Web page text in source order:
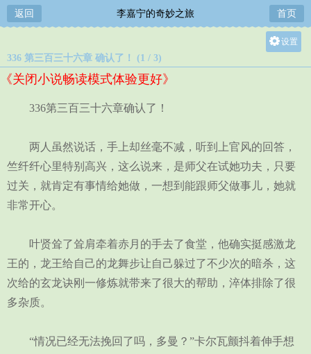
返回 李嘉宁的奇妙之旅 首页
设置
336 第三百三十六章 确认了！ (1 / 3)
《关闭小说畅读模式体验更好》
336第三百三十六章确认了！
两人虽然说话，手上却丝毫不减，听到上官风的回答，
竺纤纤心里特别高兴，这么说来，是师父在试她功夫，只要
过关，就肯定有事情给她做，一想到能跟师父做事儿，她就
非常开心。
叶贤耸了耸肩牵着赤月的手去了食堂，他确实挺感激龙
王的，龙王给自己的龙舞步让自己躲过了不少次的暗杀，这
次给的玄龙诀刚一修炼就带来了很大的帮助，淬体排除了很
多杂质。
“情况已经无法挽回了吗，多曼？”卡尔瓦颤抖着伸手想